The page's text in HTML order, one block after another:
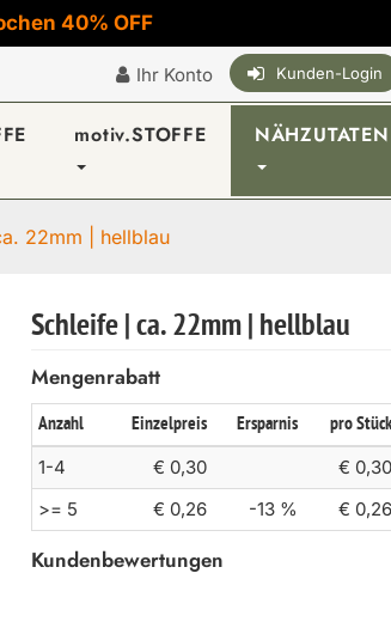
40% OFF
Ihr Konto Kunden-Login
motiv.STOFFE NÄHZUTATEN
22mm | hellblau
Schleife | ca. 22mm | hellblau
Mengenrabatt
Anzahl Einzelpreis Ersparnis pro Stück
1-4 € 0,30
€ 0,30
>= 5
€ 0,26 -13 % € 0,26
Kundenbewertungen